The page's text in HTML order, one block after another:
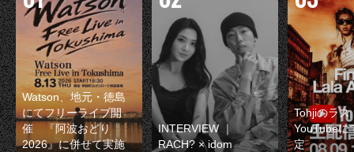
Watson、地元・徳島
にてフリーライブ開
催 『阿波おどり
2026』に併せて実施
INTERVIEW ｜
RACH? × idom
Tohjiのラス
YouTubeに
定